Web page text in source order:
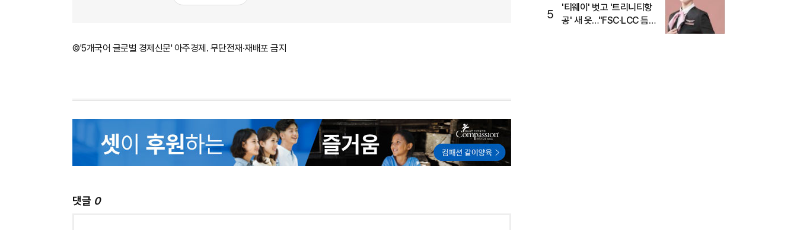
©'5개국어 글로벌 경제신문' 아주경제. 무단전재·재배포 금지
댓글 0
5
'티웨이' 벗고 '트리니티항
공' 새 옷…"FSC·LCC 틈